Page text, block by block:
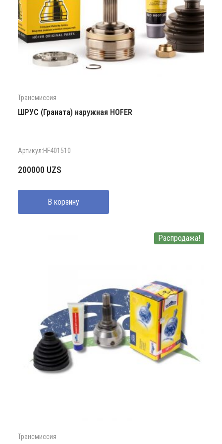
Трансмиссия
ШРУС (Граната) наружная HOFER
Артикул:HF401510
200000 UZS
В корзину
Распродажа!
Трансмиссия